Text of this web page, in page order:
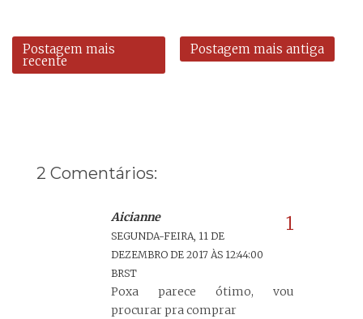
Postagem mais
recente
Postagem mais antiga
2 Comentários:
Aicianne
SEGUNDA-FEIRA, 11 DE
DEZEMBRO DE 2017 ÀS 12:44:00
BRST
Poxa parece ótimo, vou
procurar pra comprar